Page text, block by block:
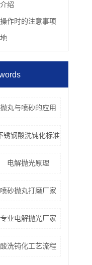
绍
作时的注意事项
抛丸与喷砂的应用
锈钢酸洗钝化标准
电解抛光原理
喷砂抛丸打磨厂家
专业电解抛光厂家
酸洗钝化工艺流程